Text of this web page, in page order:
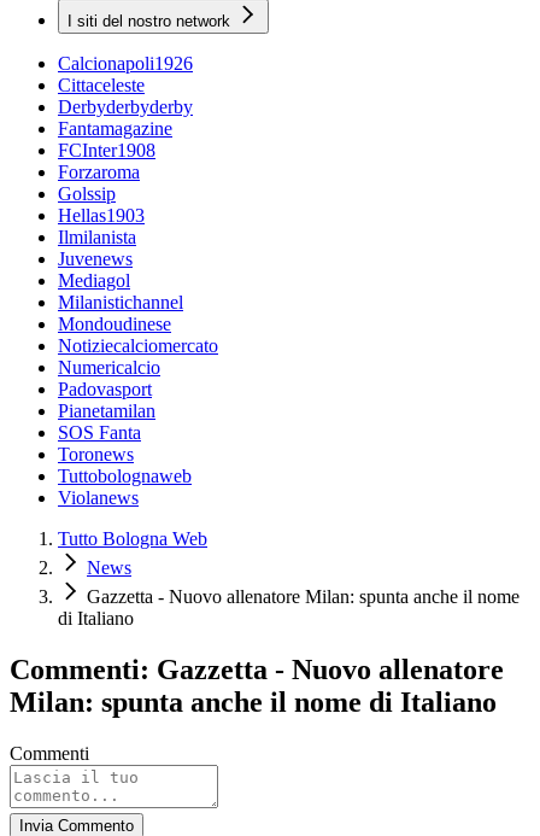
I siti del nostro network
Calcionapoli1926
Cittaceleste
Derbyderbyderby
Fantamagazine
FCInter1908
Forzaroma
Golssip
Hellas1903
Ilmilanista
Juvenews
Mediagol
Milanistichannel
Mondoudinese
Notiziecalciomercato
Numericalcio
Padovasport
Pianetamilan
SOS Fanta
Toronews
Tuttobolognaweb
Violanews
Tutto Bologna Web
News
Gazzetta - Nuovo allenatore Milan: spunta anche il nome
di Italiano
Commenti: Gazzetta - Nuovo allenatore
Milan: spunta anche il nome di Italiano
Commenti
Invia Commento